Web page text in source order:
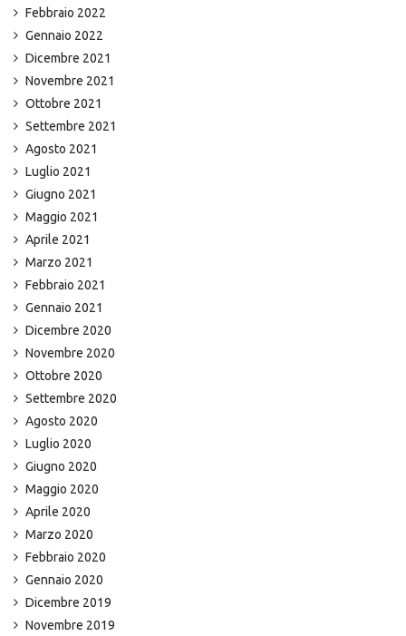
Febbraio 2022
Gennaio 2022
Dicembre 2021
Novembre 2021
Ottobre 2021
Settembre 2021
Agosto 2021
Luglio 2021
Giugno 2021
Maggio 2021
Aprile 2021
Marzo 2021
Febbraio 2021
Gennaio 2021
Dicembre 2020
Novembre 2020
Ottobre 2020
Settembre 2020
Agosto 2020
Luglio 2020
Giugno 2020
Maggio 2020
Aprile 2020
Marzo 2020
Febbraio 2020
Gennaio 2020
Dicembre 2019
Novembre 2019